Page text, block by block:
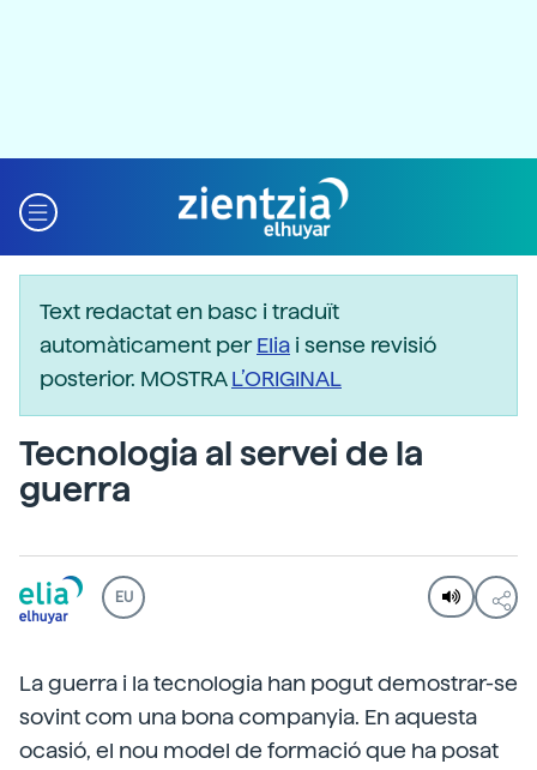
Text redactat en basc i traduït
automàticament perElia i sense revisió
posterior. MOSTRAL’ORIGINAL
Tecnologia al servei de la
guerra
EU
La guerra i la tecnologia han pogut demostrar-se
sovint com una bona companyia. En aquesta
ocasió, el nou model de formació que ha posat